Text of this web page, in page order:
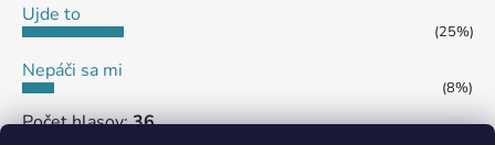
Ujde to
(25%)
Nepáči sa mi
(8%)
Počet hlasov:36